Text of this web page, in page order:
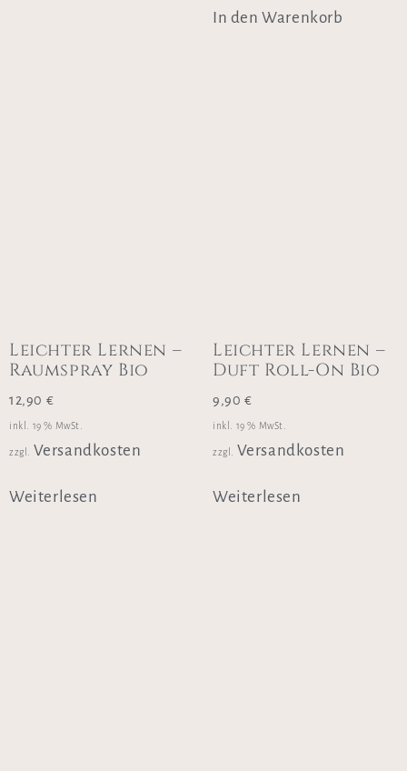
In den Warenkorb
Leichter Lernen –
Raumspray Bio
12,90 €
inkl. 19 % MwSt.
zzgl. Versandkosten
Weiterlesen
Leichter Lernen –
Duft Roll-On Bio
9,90 €
inkl. 19 % MwSt.
zzgl. Versandkosten
Weiterlesen